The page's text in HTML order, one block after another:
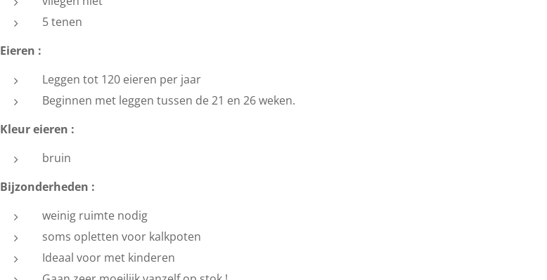
5 tenen
Eieren :
Leggen tot 120 eieren per jaar
Beginnen met leggen tussen de 21 en 26 weken.
Kleur eieren :
bruin
Bijzonderheden :
weinig ruimte nodig
soms opletten voor kalkpoten
Ideaal voor met kinderen